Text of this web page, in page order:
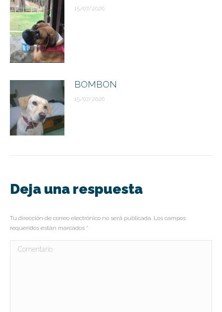
15/07/2026
BOMBON
15/07/2026
Deja una respuesta
Tu dirección de correo electrónico no será publicada. Los campos
requeridos están marcados *
Comentario